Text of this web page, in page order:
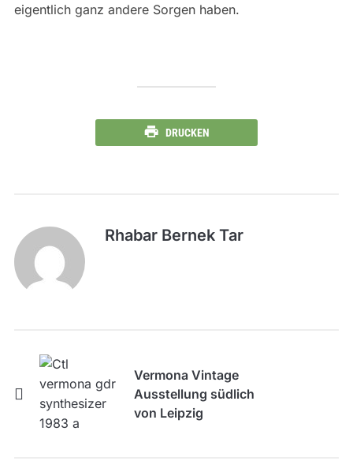
eigentlich ganz andere Sorgen haben.
DRUCKEN
Rhabar Bernek Tar
Vermona Vintage
Ausstellung südlich
von Leipzig